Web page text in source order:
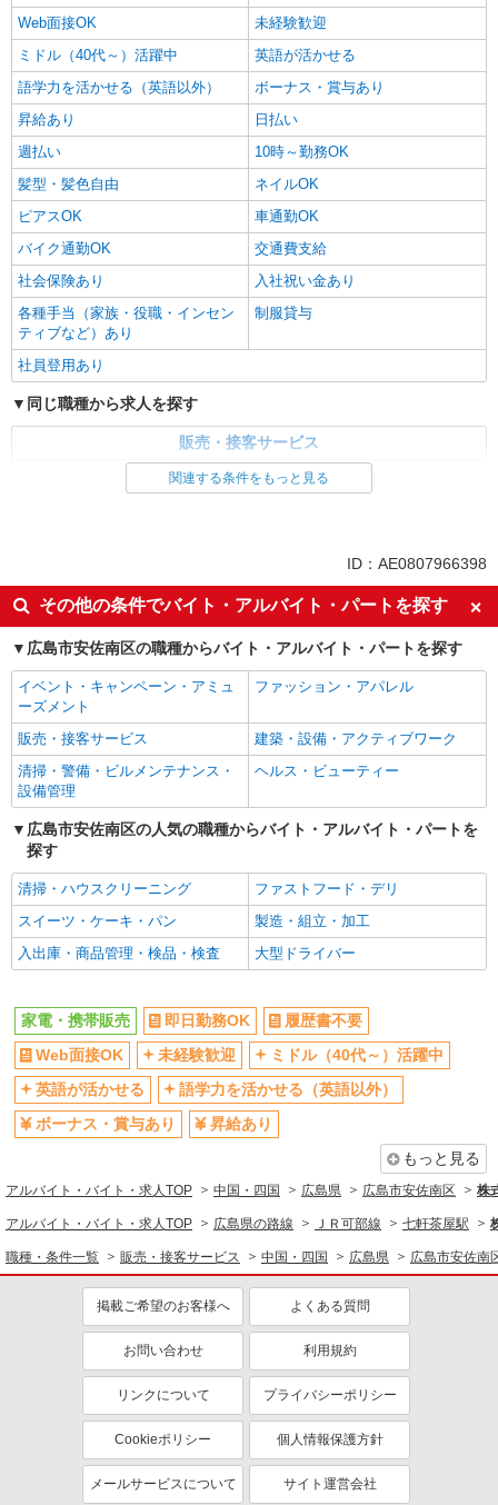
Web面接OK
未経験歓迎
ミドル（40代～）活躍中
英語が活かせる
語学力を活かせる（英語以外）
ボーナス・賞与あり
昇給あり
日払い
週払い
10時～勤務OK
髪型・髪色自由
ネイルOK
ピアスOK
車通勤OK
バイク通勤OK
交通費支給
社会保険あり
入社祝い金あり
各種手当（家族・役職・インセン
ティブなど）あり
制服貸与
社員登用あり
同じ職種から求人を探す
販売・接客サービス
英語が活かせる
ボーナス・賞与あり
日払い
車通勤OK
交通費支給
社会保険あり
社員登用あり
関連する条件をもっと見る
ID：AE0807966398
その他の条件でバイト・アルバイト・パートを探す
広島市安佐南区の職種からバイト・アルバイト・パートを探す
イベント・キャンペーン・アミュ
ーズメント
ファッション・アパレル
販売・接客サービス
建築・設備・アクティブワーク
清掃・警備・ビルメンテナンス・
設備管理
ヘルス・ビューティー
広島市安佐南区の人気の職種からバイト・アルバイト・パートを
探す
清掃・ハウスクリーニング
ファストフード・デリ
スイーツ・ケーキ・パン
製造・組立・加工
入出庫・商品管理・検品・検査
大型ドライバー
家電・携帯販売 即日勤務OK
履歴書不要
Web面接OK
未経験歓迎
ミドル（40代～）活躍中
英語が活かせる
語学力を活かせる（英語以外）
ボーナス・賞与あり
昇給あり
もっと見る
アルバイト・バイト・求人TOP 中国・四国 広島県 広島市安佐南区 株
アルバイト・バイト・求人TOP 広島県の路線 ＪＲ可部線 七軒茶屋駅
職種・条件一覧 販売・接客サービス 中国・四国 広島県 広島市安佐南
掲載ご希望のお客様へ よくある質問
お問い合わせ 利用規約
リンクについて プライバシーポリシー
Cookieポリシー 個人情報保護方針
メールサービスについて サイト運営会社